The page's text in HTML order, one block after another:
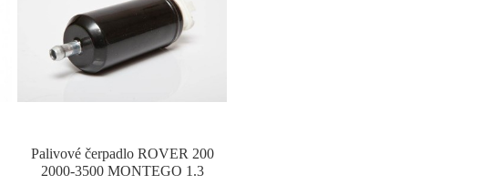
Palivové čerpadlo ROVER 200
2000-3500 MONTEGO 1.3